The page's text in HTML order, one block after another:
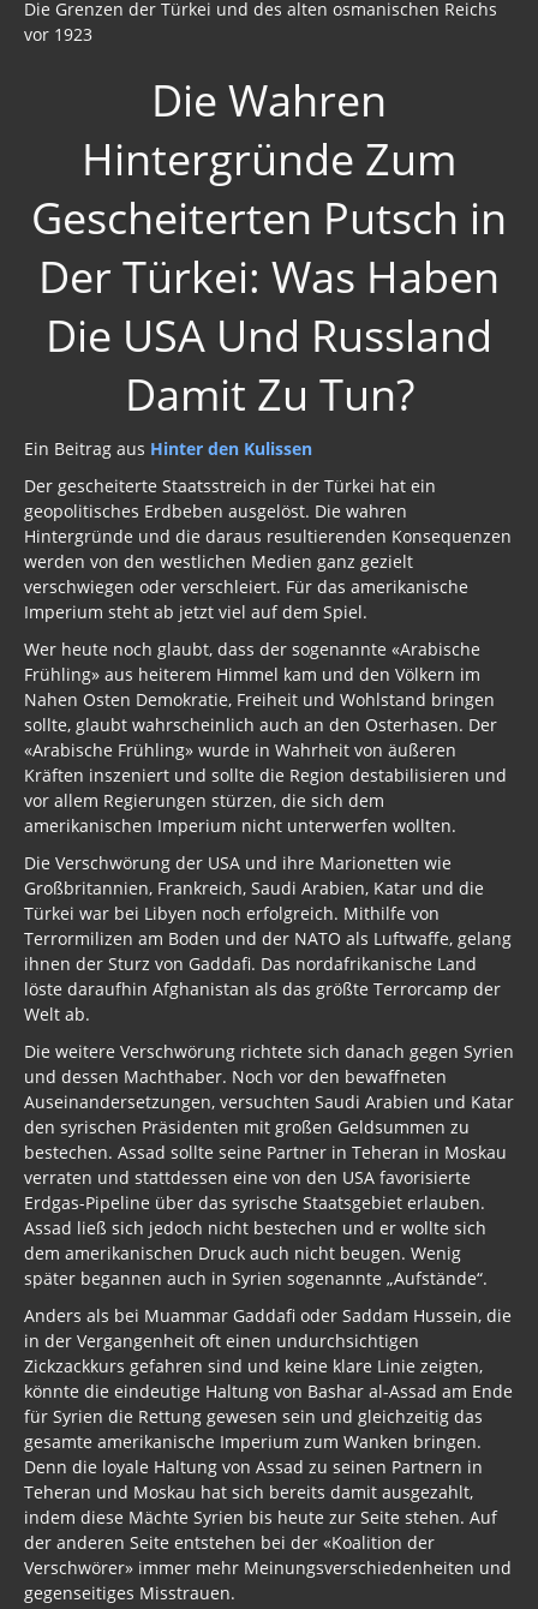
Die Grenzen der Türkei und des alten osmanischen Reichs
vor 1923
Die Wahren
Hintergründe Zum
Gescheiterten Putsch in
Der Türkei: Was Haben
Die USA Und Russland
Damit Zu Tun?
Ein Beitrag aus Hinter den Kulissen
Der gescheiterte Staatsstreich in der Türkei hat ein
geopolitisches Erdbeben ausgelöst. Die wahren
Hintergründe und die daraus resultierenden Konsequenzen
werden von den westlichen Medien ganz gezielt
verschwiegen oder verschleiert. Für das amerikanische
Imperium steht ab jetzt viel auf dem Spiel.
Wer heute noch glaubt, dass der sogenannte «Arabische
Frühling» aus heiterem Himmel kam und den Völkern im
Nahen Osten Demokratie, Freiheit und Wohlstand bringen
sollte, glaubt wahrscheinlich auch an den Osterhasen. Der
«Arabische Frühling» wurde in Wahrheit von äußeren
Kräften inszeniert und sollte die Region destabilisieren und
vor allem Regierungen stürzen, die sich dem
amerikanischen Imperium nicht unterwerfen wollten.
Die Verschwörung der USA und ihre Marionetten wie
Großbritannien, Frankreich, Saudi Arabien, Katar und die
Türkei war bei Libyen noch erfolgreich. Mithilfe von
Terrormilizen am Boden und der NATO als Luftwaffe, gelang
ihnen der Sturz von Gaddafi. Das nordafrikanische Land
löste daraufhin Afghanistan als das größte Terrorcamp der
Welt ab.
Die weitere Verschwörung richtete sich danach gegen Syrien
und dessen Machthaber. Noch vor den bewaffneten
Auseinandersetzungen, versuchten Saudi Arabien und Katar
den syrischen Präsidenten mit großen Geldsummen zu
bestechen. Assad sollte seine Partner in Teheran in Moskau
verraten und stattdessen eine von den USA favorisierte
Erdgas-Pipeline über das syrische Staatsgebiet erlauben.
Assad ließ sich jedoch nicht bestechen und er wollte sich
dem amerikanischen Druck auch nicht beugen. Wenig
später begannen auch in Syrien sogenannte „Aufstände“.
Anders als bei Muammar Gaddafi oder Saddam Hussein, die
in der Vergangenheit oft einen undurchsichtigen
Zickzackkurs gefahren sind und keine klare Linie zeigten,
könnte die eindeutige Haltung von Bashar al-Assad am Ende
für Syrien die Rettung gewesen sein und gleichzeitig das
gesamte amerikanische Imperium zum Wanken bringen.
Denn die loyale Haltung von Assad zu seinen Partnern in
Teheran und Moskau hat sich bereits damit ausgezahlt,
indem diese Mächte Syrien bis heute zur Seite stehen. Auf
der anderen Seite entstehen bei der «Koalition der
Verschwörer» immer mehr Meinungsverschiedenheiten und
gegenseitiges Misstrauen.